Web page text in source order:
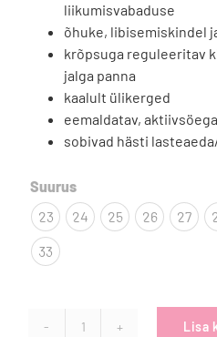
liikumisvabaduse
õhuke, libisemiskindel
krõpsuga reguleeritav
jalga panna
kaalult ülikerged
eemaldatav,
sobivad hästi
Suurus
23 24 25 26 27
33
Lisa